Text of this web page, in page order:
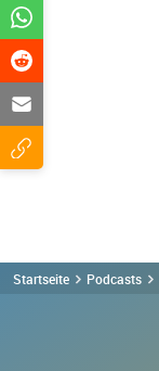
Startseite Podcasts